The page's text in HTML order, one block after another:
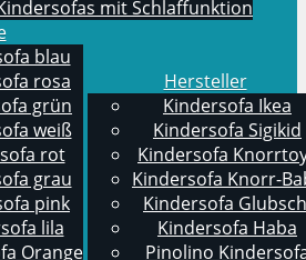
mit Schlaffunktion
blau
rosa
grün
weiß
rot
grau
pink
lila
Orange
Hersteller
Kindersofa Ikea
Kindersofa Sigikid
Kindersofa
Kindersofa Knorr-
Kindersofa
Kindersofa Haba
Pinolino